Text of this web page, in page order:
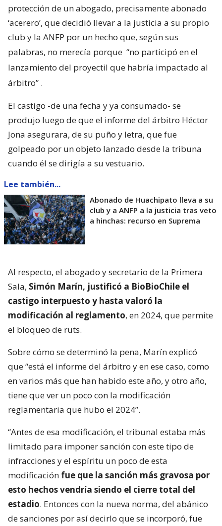
protección de un abogado, precisamente abonado
‘acerero’, que decidió llevar a la justicia a su propio
club y la ANFP por un hecho que, según sus
palabras, no merecía porque “no participó en el
lanzamiento del proyectil que habría impactado al
árbitro” .
El castigo -de una fecha y ya consumado- se
produjo luego de que el informe del árbitro Héctor
Jona asegurara, de su puño y letra, que fue
golpeado por un objeto lanzado desde la tribuna
cuando él se dirigía a su vestuario.
Lee también...
Abonado de Huachipato lleva a su
club y a ANFP a la justicia tras veto
a hinchas: recurso en Suprema
Al respecto, el abogado y secretario de la Primera
Sala, Simón Marín, justificó a BioBioChile el
castigo interpuesto y hasta valoró la
modificación al reglamento, en 2024, que permite
el bloqueo de ruts.
Sobre cómo se determinó la pena, Marín explicó
que “está el informe del árbitro y en ese caso, como
en varios más que han habido este año, y otro año,
tiene que ver un poco con la modificación
reglamentaria que hubo el 2024”.
“Antes de esa modificación, el tribunal estaba más
limitado para imponer sanción con este tipo de
infracciones y el espíritu un poco de esta
modificación fue que la sanción más gravosa por
esto hechos vendría siendo el cierre total del
estadio. Entonces con la nueva norma, del abánico
de sanciones por así decirlo que se incorporó, fue